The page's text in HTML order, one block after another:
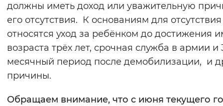
должны иметь доход или уважительную
его отсутствия. К основаниям для отсутствия
относятся уход за ребёнком до достижения
возраста трёх лет, срочная служба в армии и
месячный период после демобилизации, и
причины.
Обращаем внимание, что с июня текущего